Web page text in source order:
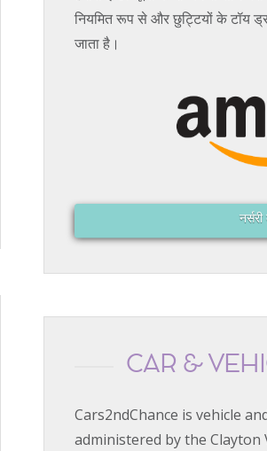
नियमित रूप से और छुट्टियों के टॉय
जाता है।
CAR &
Cars2ndChance is vehicle
administered by the Clayton